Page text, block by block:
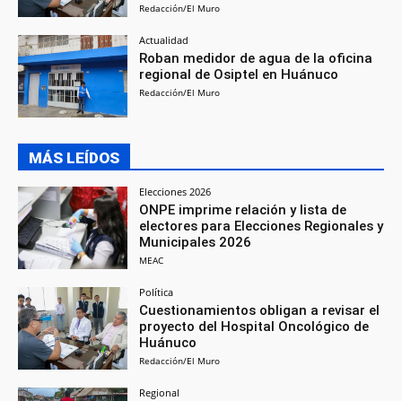
Redacción/El Muro
Actualidad
Roban medidor de agua de la oficina
regional de Osiptel en Huánuco
Redacción/El Muro
MÁS LEÍDOS
Elecciones 2026
ONPE imprime relación y lista de
electores para Elecciones Regionales y
Municipales 2026
MEAC
Política
Cuestionamientos obligan a revisar el
proyecto del Hospital Oncológico de
Huánuco
Redacción/El Muro
Regional